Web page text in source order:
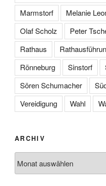
Marmstorf
Melanie
Olaf Scholz
Peter
Rathaus
Rönneburg
Sinstorf
Sören Schumacher
Vereidigung
Wahl
ARCHIV